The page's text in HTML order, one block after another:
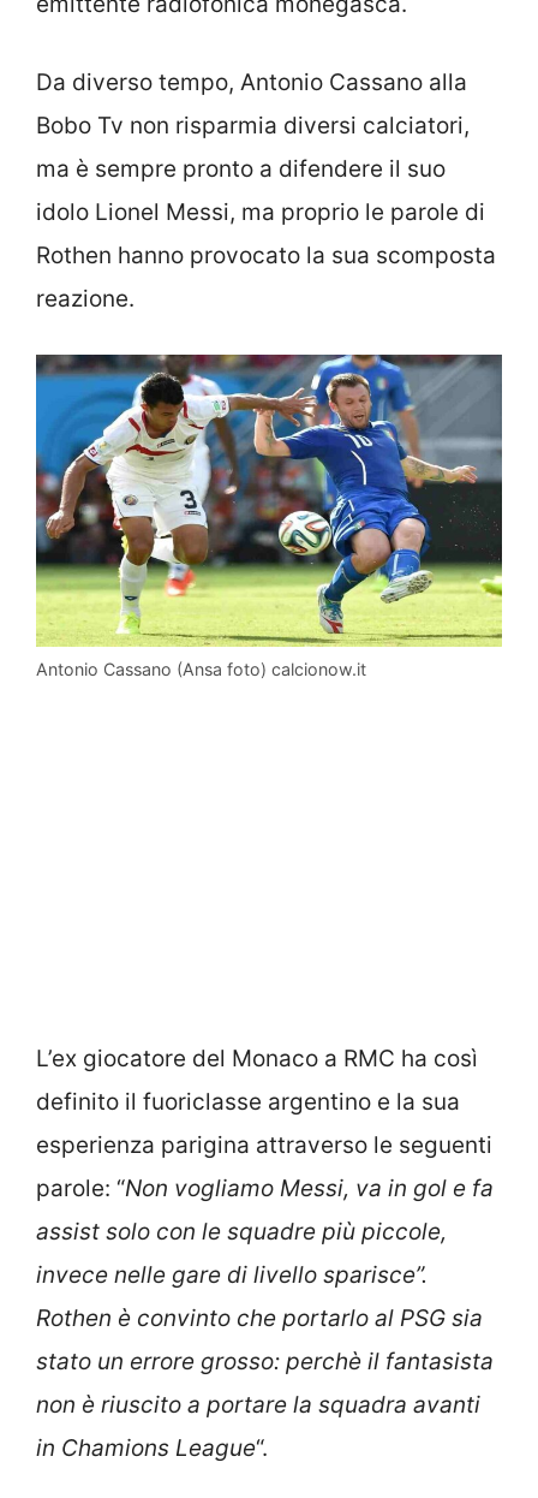
Da diverso tempo, Antonio Cassano alla
Bobo Tv non risparmia diversi calciatori,
ma è sempre pronto a difendere il suo
idolo Lionel Messi, ma proprio le parole di
Rothen hanno provocato la sua scomposta
reazione.
Antonio Cassano (Ansa foto) calcionow.it
L’ex giocatore del Monaco a RMC ha così
definito il fuoriclasse argentino e la sua
esperienza parigina attraverso le seguenti
parole: “Non vogliamo Messi, va in gol e fa
assist solo con le squadre più piccole,
invece nelle gare di livello sparisce”.
Rothen è convinto che portarlo al PSG sia
stato un errore grosso: perchè il fantasista
non è riuscito a portare la squadra avanti
in Chamions League“.